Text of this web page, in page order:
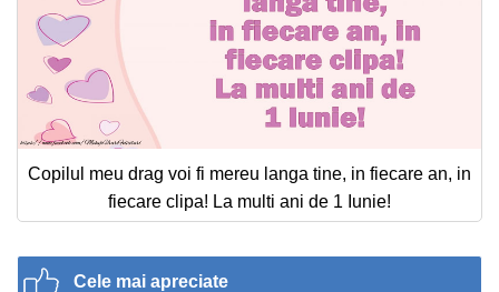
Copilul meu drag voi fi mereu langa tine, in fiecare an, in
fiecare clipa! La multi ani de 1 Iunie!
Cele mai apreciate